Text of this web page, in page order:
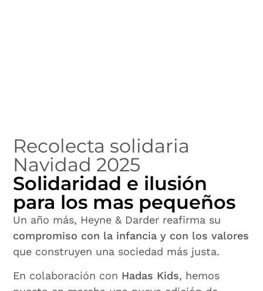
Recolecta solidaria
Navidad 2025
Solidaridad e ilusión
para los mas pequeños
Un año más, Heyne & Darder reafirma su
compromiso con la infancia y con los valores
que construyen una sociedad más justa.
En colaboración con Hadas Kids, hemos